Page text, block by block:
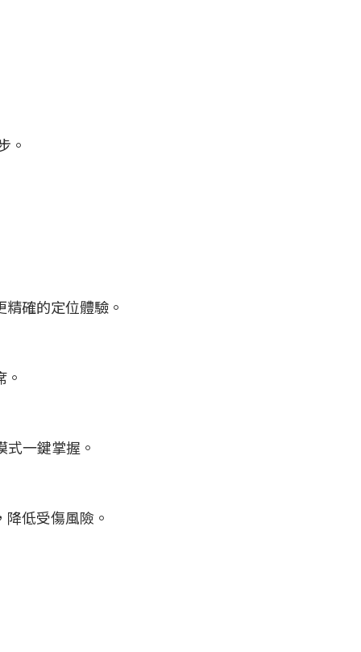
。
確的定位體驗。
一鍵掌握。
低受傷風險。